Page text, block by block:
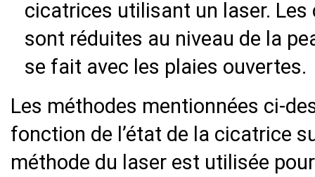
cicatrices utilisant un laser.
sont réduites au niveau de la
se fait avec les plaies ouvertes.
Les méthodes mentionnées ci-
fonction de l’état de la cicatrice
méthode du laser est utilisée